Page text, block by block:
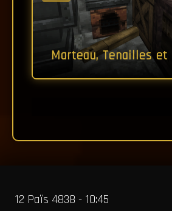
Marteau, Tenailles et
12 Païs 4838 - 10:45